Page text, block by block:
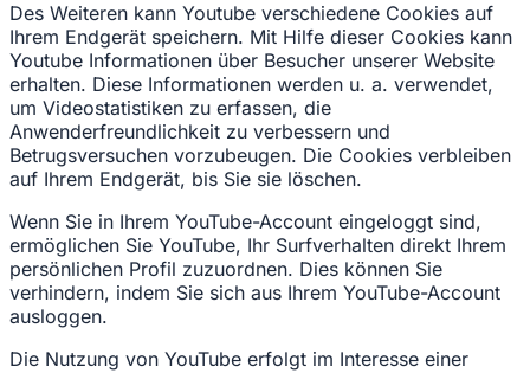
Des Weiteren kann Youtube verschiedene Cookies auf
Ihrem Endgerät speichern. Mit Hilfe dieser Cookies kann
Youtube Informationen über Besucher unserer Website
erhalten. Diese Informationen werden u. a. verwendet,
um Videostatistiken zu erfassen, die
Anwenderfreundlichkeit zu verbessern und
Betrugsversuchen vorzubeugen. Die Cookies verbleiben
auf Ihrem Endgerät, bis Sie sie löschen.
Wenn Sie in Ihrem YouTube-Account eingeloggt sind,
ermöglichen Sie YouTube, Ihr Surfverhalten direkt Ihrem
persönlichen Profil zuzuordnen. Dies können Sie
verhindern, indem Sie sich aus Ihrem YouTube-Account
ausloggen.
Die Nutzung von YouTube erfolgt im Interesse einer